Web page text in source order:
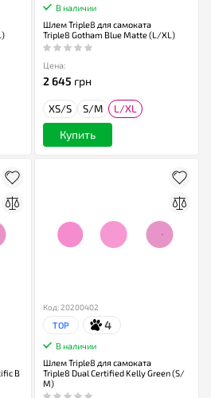
В наличии
Шлем Triple8 для самоката
Triple8 Gotham Blue Matte (L/XL)
Цена:
2 645 грн
XS/S S/M L/XL
Купить
B
Код: 20200402
TOP 4
В наличии
Шлем Triple8 для самоката
Triple8 Dual Certified Kelly Green (S/
M)